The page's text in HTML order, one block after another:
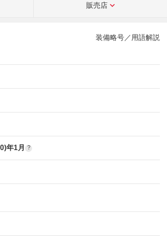
販売店
装備略号／用語解説
年1月 ?